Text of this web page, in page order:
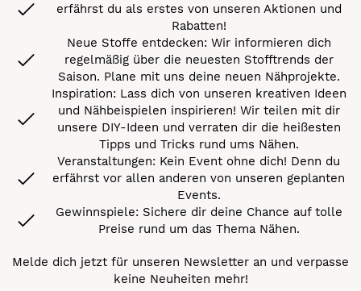
erfährst du als erstes von unseren Aktionen und
Rabatten!
Neue Stoffe entdecken: Wir informieren dich
regelmäßig über die neuesten Stofftrends der
Saison. Plane mit uns deine neuen Nähprojekte.
Inspiration: Lass dich von unseren kreativen Ideen
und Nähbeispielen inspirieren! Wir teilen mit dir
unsere DIY-Ideen und verraten dir die heißesten
Tipps und Tricks rund ums Nähen.
Veranstaltungen: Kein Event ohne dich! Denn du
erfährst vor allen anderen von unseren geplanten
Events.
Gewinnspiele: Sichere dir deine Chance auf tolle
Preise rund um das Thema Nähen.
Melde dich jetzt für unseren Newsletter an und verpasse
keine Neuheiten mehr!